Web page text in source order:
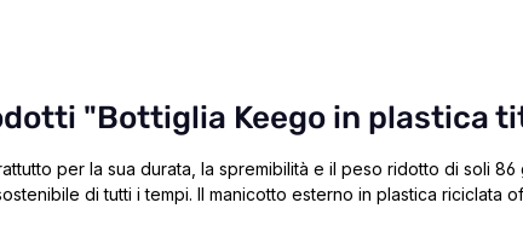
"Bottiglia Keego in plastica
per la sua durata, la spremibilità e il peso ridotto di soli
di tutti i tempi. Il manicotto esterno in plastica riciclata